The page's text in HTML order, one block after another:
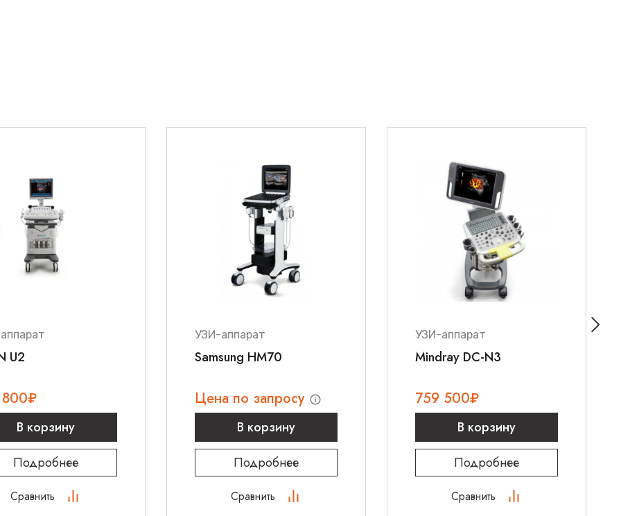
U2
₽
В корзину
Подробнее
Сравнить
УЗИ-аппарат
Samsung HM70
Цена по запросу
В корзину
Подробнее
Сравнить
УЗИ-аппарат
Mindray DC-N3
759 500₽
В корзину
Подробнее
Сравнить